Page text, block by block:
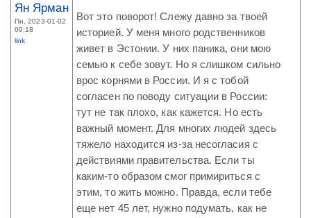
Ян Ярман
Пн, 2023-01-02
09:18
link
Вот это поворот! Слежу давно за твоей
историей. У меня много родственников
живет в Эстонии. У них паника, они мою
семью к себе зовут. Но я слишком сильно
врос корнями в России. И я с тобой
согласен по поводу ситуации в России:
тут не так плохо, как кажется. Но есть
важный момент. Для многих людей здесь
тяжело находится из-за несогласия с
действиями правительства. Если ты
каким-то образом смог примириться с
этим, то жить можно. Правда, если тебе
еще нет 45 лет, нужно подумать, как не